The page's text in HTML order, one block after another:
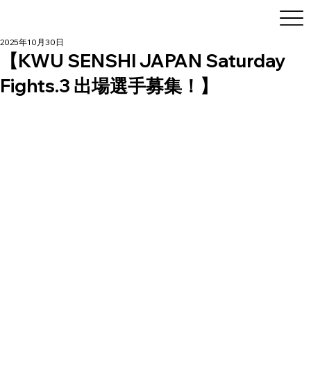
【KWU SENSHI JAPAN Saturday
Fights.3 出場選手募集！】
2025年10月30日